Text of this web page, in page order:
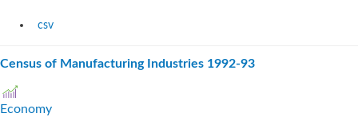
csv
Census of Manufacturing Industries 1992-93
Economy